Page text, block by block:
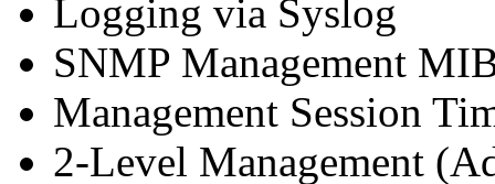
Logging via Syslog
SNMP Management
Management Session
2-Level Management